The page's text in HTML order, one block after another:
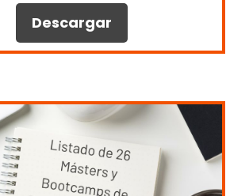
Descargar